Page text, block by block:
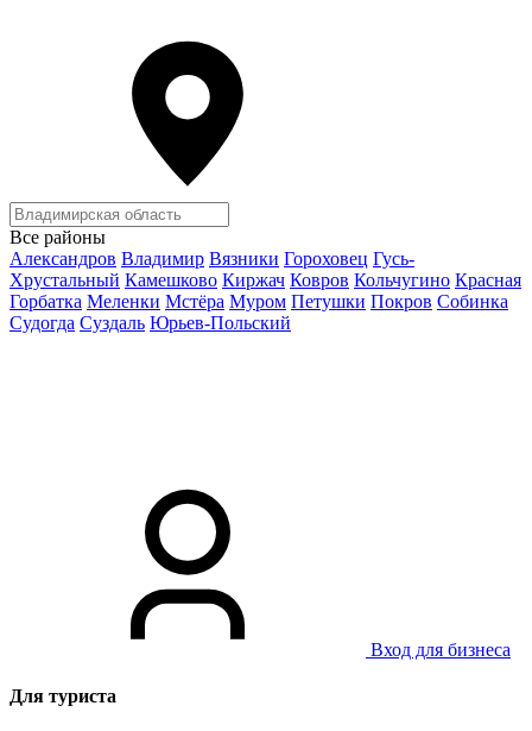
Все районы
Александров Владимир Вязники Гороховец Гусь-
Хрустальный Камешково Киржач Ковров Кольчугино Красная
Горбатка Меленки Мстёра Муром Петушки Покров Собинка
Судогда Суздаль Юрьев-Польский
Вход для бизнеса
Для туриста